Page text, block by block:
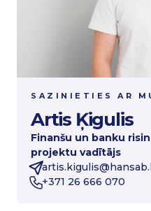
SAZINIETIES AR
Artis Ķigulis
Finanšu un banku
projektu vadītājs
+371 26 666 070